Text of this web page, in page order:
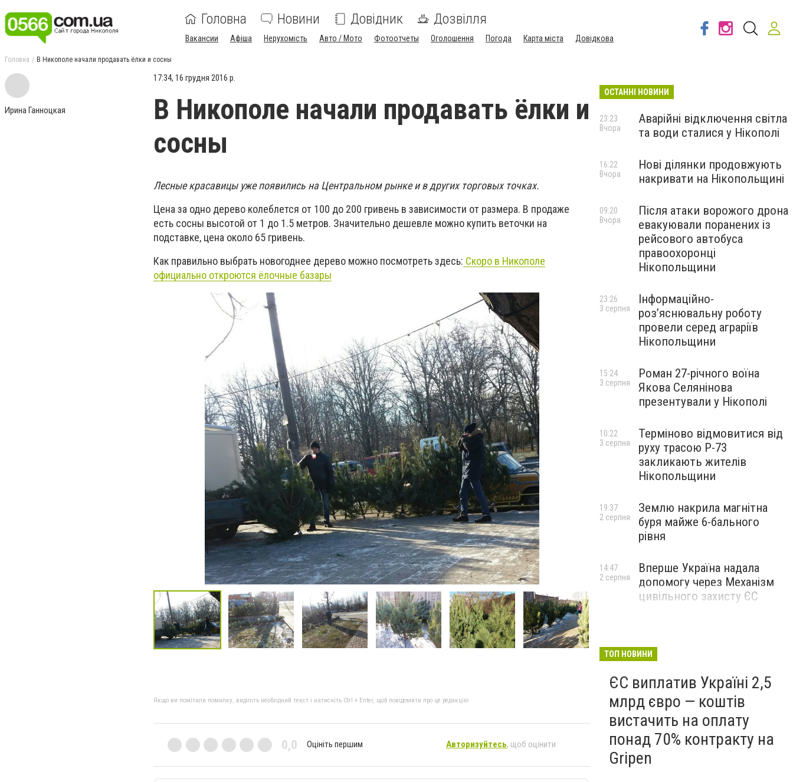
Головна Новини Довідник Дозвілля
Вакансии Афіша Нерухомість Авто / Мото Фотоотчеты Оголошення Погода Карта міста Довідкова
Головна В Никополе начали продавать ёлки и сосны
Ирина Ганноцкая
17:34, 16 грудня 2016 р.
В Никополе начали продавать ёлки и
сосны
Лесные красавицы уже появились на Центральном рынке и в других торговых точках.
Цена за одно дерево колеблется от 100 до 200 гривень в зависимости от размера. В продаже
есть сосны высотой от 1 до 1.5 метров. Значительно дешевле можно купить веточки на
подставке, цена около 65 гривень.
Как правильно выбрать новогоднее дерево можно посмотреть здесь: Скоро в Никополе
официально откроются ёлочные базары
Якщо ви помітили помилку, виділіть необхідний текст і натисніть Ctrl + Enter, щоб повідомити про це редакцію
0,0 Оцініть першим Авторизуйтесь, щоб оцінити
ОСТАННІ НОВИНИ
Аварійні відключення світла
та води сталися у Нікополі
23:23
Вчора
Нові ділянки продовжують
накривати на Нікопольщині
16:22
Вчора
Після атаки ворожого дрона
евакуювали поранених із
рейсового автобуса
правоохоронці
Нікопольщини
09:20
Вчора
Інформаційно-
роз’яснювальну роботу
провели серед аграріїв
Нікопольщини
23:26
3 серпня
Роман 27-річного воїна
Якова Селянінова
презентували у Нікополі
15:24
3 серпня
Терміново відмовитися від
руху трасою Р-73
закликають жителів
Нікопольщини
10:22
3 серпня
Землю накрила магнітна
буря майже 6-бального
рівня
19:37
2 серпня
Вперше Україна надала
допомогу через Механізм
цивільного захисту ЄС
14:47
2 серпня
ТОП НОВИНИ
ЄС виплатив Україні 2,5
млрд євро — коштів
вистачить на оплату
понад 70% контракту на
Gripen